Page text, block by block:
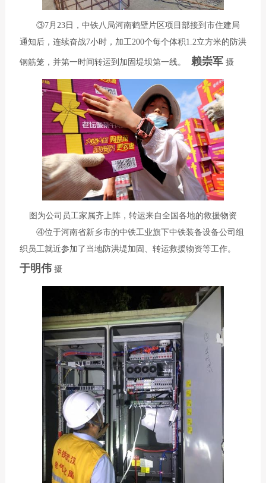
③7月23日，中铁八局河南鹤壁片区项目部接到市住建局
通知后，连续奋战7小时，加工200个每个体积1.2立方米的防洪
钢筋笼，并第一时间转运到加固堤坝第一线。 赖崇军摄
图为公司员工家属齐上阵，转运来自全国各地的救援物资
④位于河南省新乡市的中铁工业旗下中铁装备设备公司组
织员工就近参加了当地防洪堤加固、转运救援物资等工作。
于明伟摄